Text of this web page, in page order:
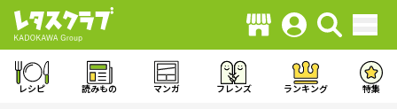
レシピ 読みもの マンガ フレンズ ランキング 特集